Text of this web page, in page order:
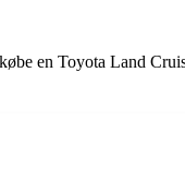
en Toyota Land